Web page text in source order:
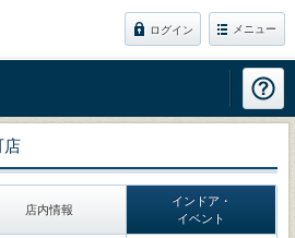
ログイン メニュー
店
店内情報
インドア・
イベント